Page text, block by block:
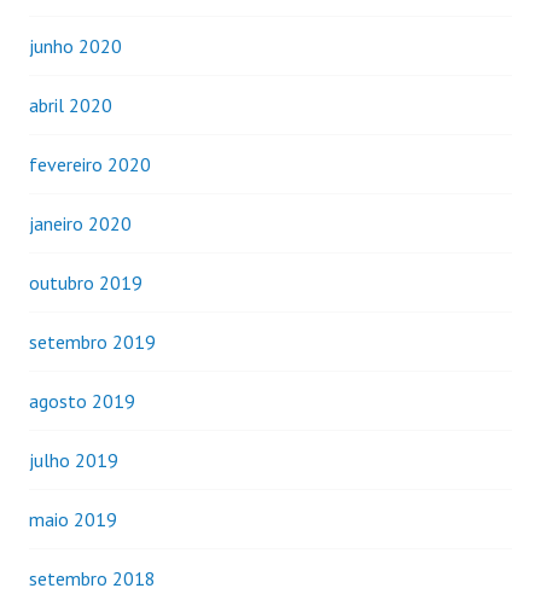
junho 2020
abril 2020
fevereiro 2020
janeiro 2020
outubro 2019
setembro 2019
agosto 2019
julho 2019
maio 2019
setembro 2018